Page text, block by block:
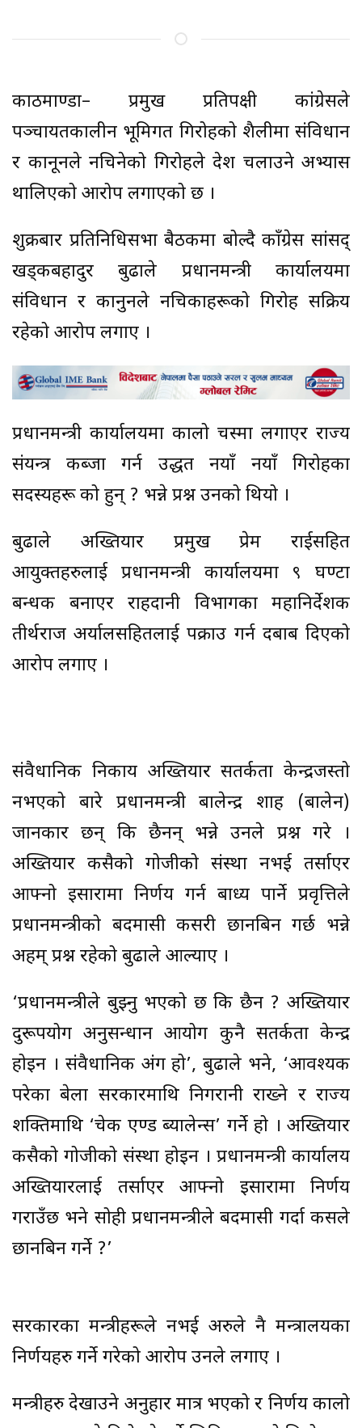
काठमाण्डौं– प्रमुख प्रतिपक्षी कांग्रेसले
पञ्चायतकालीन भूमिगत गिरोहको शैलीमा संविधान
र कानूनले नचिनेको गिरोहले देश चलाउने अभ्यास
थालिएको आरोप लगाएको छ ।
शुक्रबार प्रतिनिधिसभा बैठकमा बोल्दै काँग्रेस सांसद्
खड्कबहादुर बुढाले प्रधानमन्त्री कार्यालयमा
संविधान र कानुनले नचिकाहरूको गिरोह सक्रिय
रहेको आरोप लगाए ।
प्रधानमन्त्री कार्यालयमा कालो चस्मा लगाएर राज्य
संयन्त्र कब्जा गर्न उद्धत नयाँ नयाँ गिरोहका
सदस्यहरू को हुन् ? भन्ने प्रश्न उनको थियो ।
बुढाले अख्तियार प्रमुख प्रेम राईसहित
आयुक्तहरुलाई प्रधानमन्त्री कार्यालयमा ९ घण्टा
बन्धक बनाएर राहदानी विभागका महानिर्देशक
तीर्थराज अर्यालसहितलाई पक्राउ गर्न दबाब दिएको
आरोप लगाए ।
संवैधानिक निकाय अख्तियार सतर्कता केन्द्रजस्तो
नभएको बारे प्रधानमन्त्री बालेन्द्र शाह (बालेन)
जानकार छन् कि छैनन् भन्ने उनले प्रश्न गरे ।
अख्तियार कसैको गोजीको संस्था नभई तर्साएर
आफ्नो इसारामा निर्णय गर्न बाध्य पार्ने प्रवृत्तिले
प्रधानमन्त्रीको बदमासी कसरी छानबिन गर्छ भन्ने
अहम् प्रश्न रहेको बुढाले औंल्याए ।
‘प्रधानमन्त्रीले बुझ्नु भएको छ कि छैन ? अख्तियार
दुरूपयोग अनुसन्धान आयोग कुनै सतर्कता केन्द्र
होइन । संवैधानिक अंग हो’, बुढाले भने, ‘आवश्यक
परेका बेला सरकारमाथि निगरानी राख्ने र राज्य
शक्तिमाथि ‘चेक एण्ड ब्यालेन्स’ गर्ने हो । अख्तियार
कसैको गोजीको संस्था होइन । प्रधानमन्त्री कार्यालय
अख्तियारलाई तर्साएर आफ्नो इसारामा निर्णय
गराउँछ भने सोही प्रधानमन्त्रीले बदमासी गर्दा कसले
छानबिन गर्ने ?’
सरकारका मन्त्रीहरूले नभई अरुले नै मन्त्रालयका
निर्णयहरु गर्ने गरेको आरोप उनले लगाए ।
मन्त्रीहरु देखाउने अनुहार मात्र भएको र निर्णय कालो